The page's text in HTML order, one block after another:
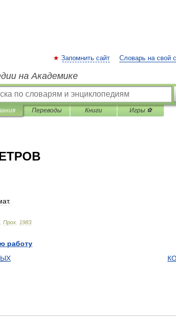
Запомнить сайт Словарь на свой
на Академике
Переводы Книги Игры ⚽
.
Прох 1983
работу